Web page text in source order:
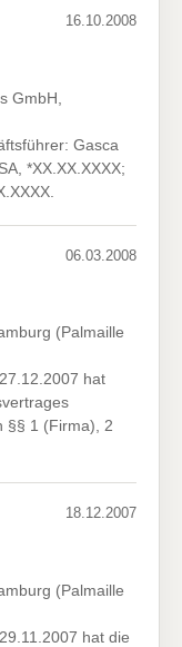
16.10.2008
GmbH,
Gasca
*XX.XX.XXXX;
06.03.2008
(Palmaille
hat
§§ 1 (Firma), 2
18.12.2007
(Palmaille
hat die